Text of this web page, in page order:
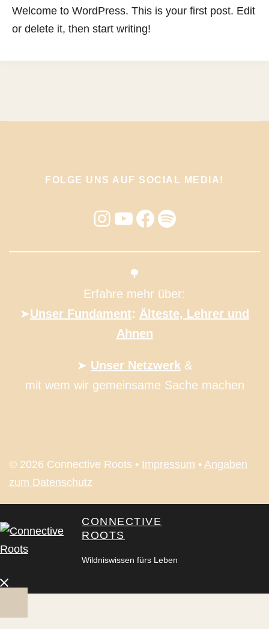
Welcome to WordPress. This is your first post. Edit
or delete it, then start writing!
FOLGE UNS AUF SOCIAL MEDIA!
Instagram
YouTube
Facebook
Spotify
🌳
Erfahre mehr über:
➤Unser Fundament: Älteste, Lehrer und
Ahnen
➤ Unser Netzwerk &
mit wem wir gemeinsame Sache machen
© 2026 Connective Roots • Impressum • Angaben
zum Datenschutz
CONNECTIVE
ROOTS
Wildniswissen fürs Leben
Close